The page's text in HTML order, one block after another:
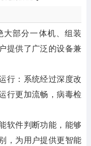
大部分一体机、组装
提供了广泛的设备兼
行 ：系统经过深度改
行更加流畅，病毒检
软件判断功能，能够
，为用户提供更智能